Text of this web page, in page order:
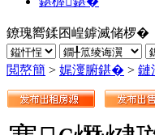
鐐瑰嚮鍒囨崲鎼滅储椤�
閲嶅簡 > 娓濅腑鍖� > 鏈